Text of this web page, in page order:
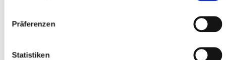
Präferenzen
Statistiken
unterschiedlich geregelt sind, finden die MS Sports Camps
auch an Feiertagen statt (z.B. 1. August, Mariä Himmelfahrt